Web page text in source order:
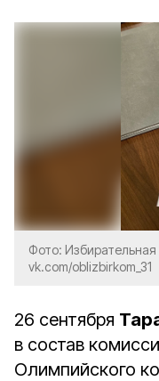
Фото:
vk.com/oblizbirkom_31
26 сентября
в состав
Олимпийского